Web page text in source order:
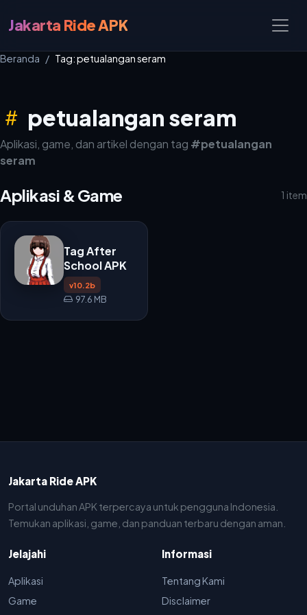
Jakarta Ride APK
Beranda Tag: petualangan seram
petualangan seram
Aplikasi, game, dan artikel dengan tag #petualangan
seram
Aplikasi & Game 1 item
Tag After
School APK
v10.2b
97.6 MB
Jakarta Ride APK
Portal unduhan APK terpercaya untuk pengguna Indonesia.
Temukan aplikasi, game, dan panduan terbaru dengan aman.
Jelajahi
Aplikasi
Game
Informasi
Tentang Kami
Disclaimer